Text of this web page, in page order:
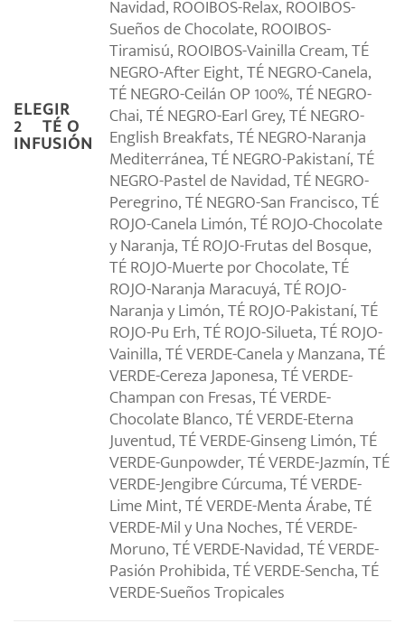
ELEGIR
2º TÉ O
INFUSIÓN
Navidad, ROOIBOS-Relax, ROOIBOS-
Sueños de Chocolate, ROOIBOS-
Tiramisú, ROOIBOS-Vainilla Cream, TÉ
NEGRO-After Eight, TÉ NEGRO-Canela,
TÉ NEGRO-Ceilán OP 100%, TÉ NEGRO-
Chai, TÉ NEGRO-Earl Grey, TÉ NEGRO-
English Breakfats, TÉ NEGRO-Naranja
Mediterránea, TÉ NEGRO-Pakistaní, TÉ
NEGRO-Pastel de Navidad, TÉ NEGRO-
Peregrino, TÉ NEGRO-San Francisco, TÉ
ROJO-Canela Limón, TÉ ROJO-Chocolate
y Naranja, TÉ ROJO-Frutas del Bosque,
TÉ ROJO-Muerte por Chocolate, TÉ
ROJO-Naranja Maracuyá, TÉ ROJO-
Naranja y Limón, TÉ ROJO-Pakistaní, TÉ
ROJO-Pu Erh, TÉ ROJO-Silueta, TÉ ROJO-
Vainilla, TÉ VERDE-Canela y Manzana, TÉ
VERDE-Cereza Japonesa, TÉ VERDE-
Champan con Fresas, TÉ VERDE-
Chocolate Blanco, TÉ VERDE-Eterna
Juventud, TÉ VERDE-Ginseng Limón, TÉ
VERDE-Gunpowder, TÉ VERDE-Jazmín, TÉ
VERDE-Jengibre Cúrcuma, TÉ VERDE-
Lime Mint, TÉ VERDE-Menta Árabe, TÉ
VERDE-Mil y Una Noches, TÉ VERDE-
Moruno, TÉ VERDE-Navidad, TÉ VERDE-
Pasión Prohibida, TÉ VERDE-Sencha, TÉ
VERDE-Sueños Tropicales